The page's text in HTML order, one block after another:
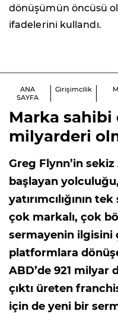
dönüşümün öncüsü
ifadelerini kullandı.
ANA
SAYFA
Girişimcilik
Marka
milyarderi
Greg Flynn’in sekiz
başlayan
yatırımcılığının
çok markalı, çok
sermayenin ilgisini
platformlara
ABD’de 921 milyar
çıktı üreten
için de yeni bir